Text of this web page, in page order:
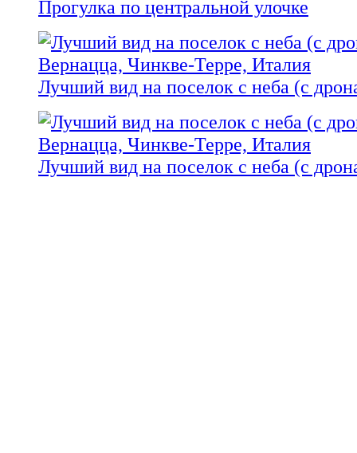
Прогулка по центральной улочке
Лучший вид на поселок с неба (с
Лучший вид на поселок с неба (с